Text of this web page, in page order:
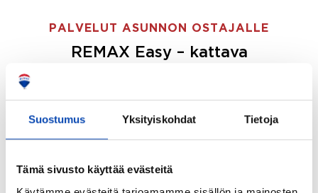
Suostumus Yksityiskohdat Tietoja
Tämä sivusto käyttää evästeitä
PALVELUT ASUNNON OSTAJALLE
REMAX Easy – kattava
ostajille.
Tee ostotoimeksianto ja etsimme juuri